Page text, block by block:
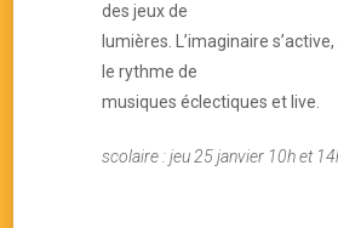
des jeux de
lumières. L’imaginaire
le rythme de
musiques éclectiques et live.
scolaire : jeu 25 janvier 10h et